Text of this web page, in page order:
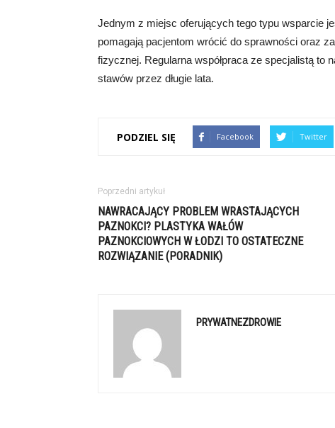
Jednym z miejsc oferujących tego typu wsparcie
pomagają pacjentom wrócić do sprawności oraz
fizycznej. Regularna współpraca ze specjalistą
stawów przez długie lata.
PODZIEL SIĘ Facebook Twitter
Poprzedni artykuł
NAWRACAJĄCY PROBLEM WRASTAJĄCYCH
PAZNOKCI? PLASTYKA WAŁÓW
PAZNOKCIOWYCH W ŁODZI TO OSTATECZNE
ROZWIĄZANIE (PORADNIK)
PRYWATNEZDROWIE